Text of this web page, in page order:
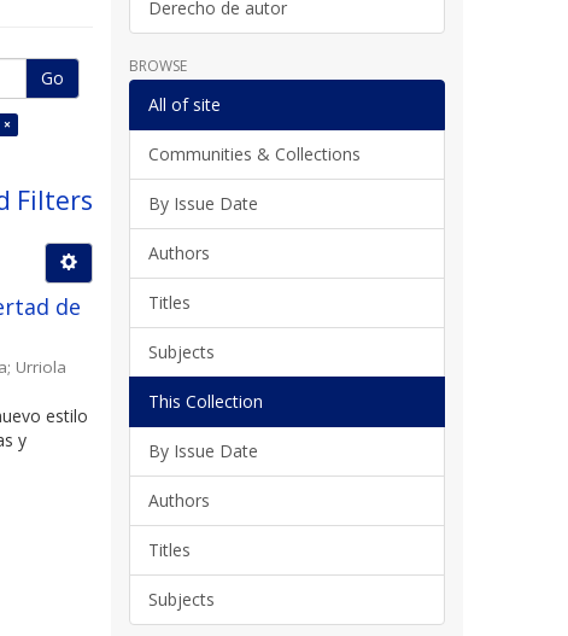
Go
Filters
de
; Urriola
estilo
y
Derecho de autor
BROWSE
All of site
Communities & Collections
By Issue Date
Authors
Titles
Subjects
This Collection
By Issue Date
Authors
Titles
Subjects